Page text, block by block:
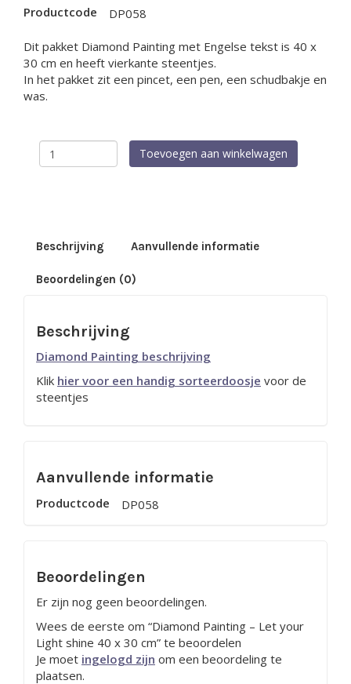
Productcode
DP058
Dit pakket Diamond Painting met Engelse tekst is 40 x
30 cm en heeft vierkante steentjes.
In het pakket zit een pincet, een pen, een schudbakje en
was.
Diamond
Painting
40
30
cm
Toevoegen aan winkelwagen
Beschrijving Aanvullende informatie
Beoordelingen (0)
Beschrijving
Diamond Painting beschrijving
Klik hier voor een handig sorteerdoosje voor de
steentjes
Aanvullende informatie
Productcode DP058
Beoordelingen
Er zijn nog geen beoordelingen.
Wees de eerste om “Diamond Painting – Let your
Light shine 40 x 30 cm” te beoordelen
Je moet ingelogd zijn om een beoordeling te
plaatsen.